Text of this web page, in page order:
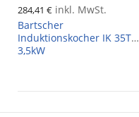
284,41 € inkl. MwSt.
Bartscher
Induktionskocher IK 35TC.
3,5kW